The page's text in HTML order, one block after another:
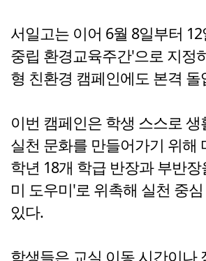
서일고는 이어 6월 8일부터
중립 환경교육주간'으로 지정
형 친환경 캠페인에도 본격 돌
이번 캠페인은 학생 스스로 생
실천 문화를 만들어가기 위해
학년 18개 학급 반장과 부반
미 도우미'로 위촉해 실천 중
있다.
학생들은 교실 이동 시간이나